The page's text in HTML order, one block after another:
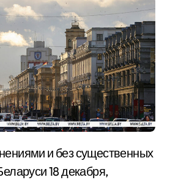
18 декабря,